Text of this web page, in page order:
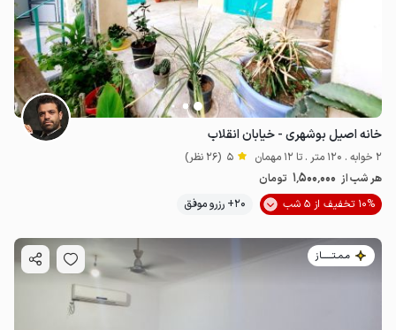
خانه اصیل بوشهری - خیابان انقلاب
2 خوابه . 120 متر . تا 12 مهمان 5 (26 نظر)
هر شب از 1٬500٬000 تومان
10% تخفیف از 5 شب
20+ رزرو موفق
مـمـتــــــاز